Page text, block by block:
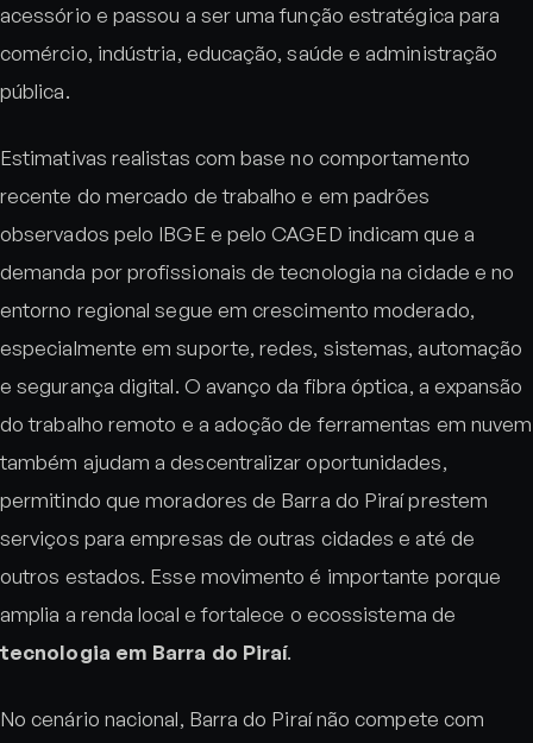
acessório e passou a ser uma função estratégica para
comércio, indústria, educação, saúde e administração
pública.
Estimativas realistas com base no comportamento
recente do mercado de trabalho e em padrões
observados pelo IBGE e pelo CAGED indicam que a
demanda por profissionais de tecnologia na cidade e no
entorno regional segue em crescimento moderado,
especialmente em suporte, redes, sistemas, automação
e segurança digital. O avanço da fibra óptica, a expansão
do trabalho remoto e a adoção de ferramentas em nuvem
também ajudam a descentralizar oportunidades,
permitindo que moradores de Barra do Piraí prestem
serviços para empresas de outras cidades e até de
outros estados. Esse movimento é importante porque
amplia a renda local e fortalece o ecossistema de
tecnologia em Barra do Piraí.
No cenário nacional, Barra do Piraí não compete com